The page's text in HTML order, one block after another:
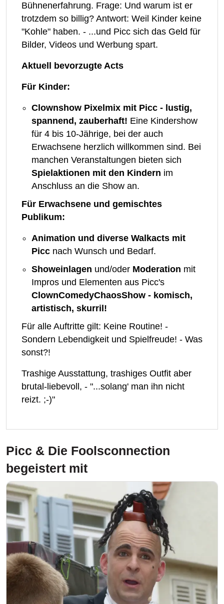
Bühnenerfahrung. Frage: Und warum ist er
trotzdem so billig? Antwort: Weil Kinder keine
"Kohle" haben. - ...und Picc sich das Geld für
Bilder, Videos und Werbung spart.
Aktuell bevorzugte Acts
Für Kinder:
Clownshow Pixelmix mit Picc - lustig,
spannend, zauberhaft! Eine Kindershow
für 4 bis 10-Jährige, bei der auch
Erwachsene herzlich willkommen sind. Bei
manchen Veranstaltungen bieten sich
Spielaktionen mit den Kindern im
Anschluss an die Show an.
Für Erwachsene und gemischtes
Publikum:
Animation und diverse Walkacts mit
Picc nach Wunsch und Bedarf.
Showeinlagen und/oder Moderation mit
Impros und Elementen aus Picc's
ClownComedyChaosShow - komisch,
artistisch, skurril!
Für alle Auftritte gilt: Keine Routine! -
Sondern Lebendigkeit und Spielfreude! - Was
sonst?!
Trashige Ausstattung, trashiges Outfit aber
brutal-liebevoll, - "...solang' man ihn nicht
reizt. ;-)"
Picc & Die Foolsconnection
begeistert mit